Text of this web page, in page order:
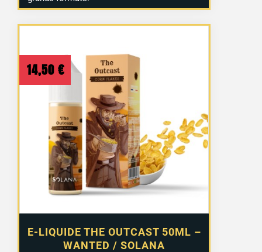
E-LIQUIDE THE OUTCAST 50ML –
WANTED / SOLANA
14,50 €